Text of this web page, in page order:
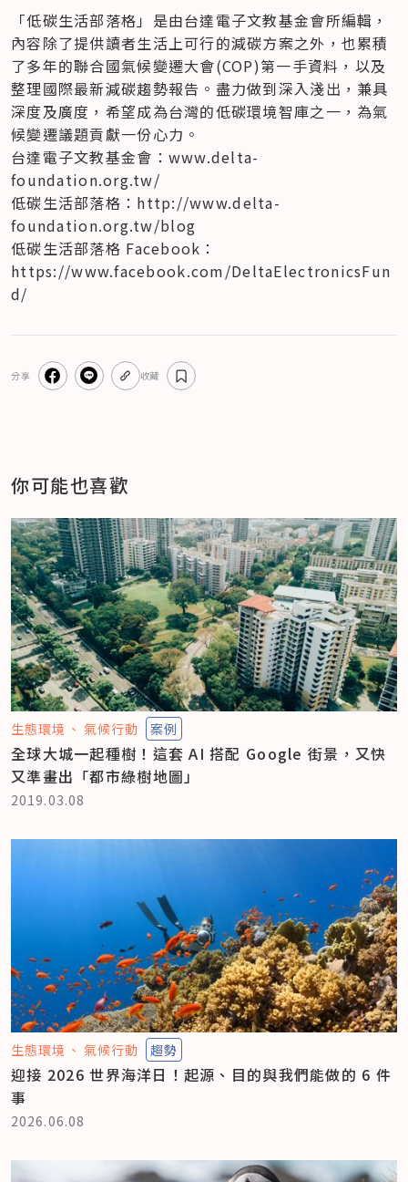
「低碳生活部落格」是由台達電子文教基金會所編輯，
內容除了提供讀者生活上可行的減碳方案之外，也累積
了多年的聯合國氣候變遷大會(COP)第一手資料，以及
整理國際最新減碳趨勢報告。盡力做到深入淺出，兼具
深度及廣度，希望成為台灣的低碳環境智庫之一，為氣
候變遷議題貢獻一份心力。
台達電子文教基金會：www.delta-
foundation.org.tw/
低碳生活部落格：http://www.delta-
foundation.org.tw/blog
低碳生活部落格 Facebook：
https://www.facebook.com/DeltaElectronicsFun
d/
分享 收藏
你可能也喜歡
生態環境 氣候行動 案例
全球大城一起種樹！這套 AI 搭配 Google 街景，又快
又準畫出「都市綠樹地圖」
2019.03.08
生態環境 氣候行動 趨勢
迎接 2026 世界海洋日！起源、目的與我們能做的 6 件
事
2026.06.08